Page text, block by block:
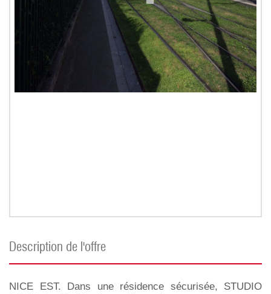
description de l'offre
NICE EST. Dans une résidence sécurisée, STUDIO